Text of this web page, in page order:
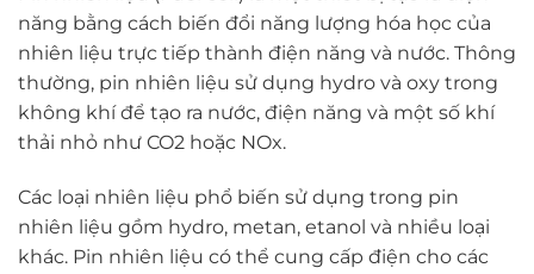
năng bằng cách biến đổi năng lượng hóa học của
nhiên liệu trực tiếp thành điện năng và nước. Thông
thường, pin nhiên liệu sử dụng hydro và oxy trong
không khí để tạo ra nước, điện năng và một số khí
thải nhỏ như CO2 hoặc NOx.
Các loại nhiên liệu phổ biến sử dụng trong pin
nhiên liệu gồm hydro, metan, etanol và nhiều loại
khác. Pin nhiên liệu có thể cung cấp điện cho các